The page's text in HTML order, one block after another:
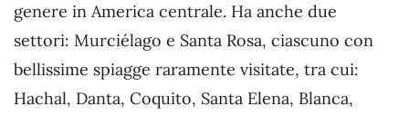
genere in America centrale. Ha anche due
settori: Murciélago e Santa Rosa, ciascuno con
bellissime spiagge raramente visitate, tra cui:
Hachal, Danta, Coquito, Santa Elena, Blanca,